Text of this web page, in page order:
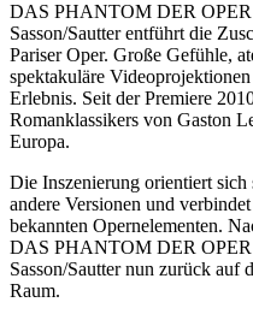
DAS PHANTOM DER
Sasson/Sautter entführt die
Pariser Oper. Große Gefühle,
spektakuläre
Erlebnis. Seit der Premiere
Romanklassikers von Gaston
Europa.
Die Inszenierung orientiert sich
andere Versionen und
bekannten Opernelementen.
DAS PHANTOM DER
Sasson/Sautter nun zurück auf
Raum.